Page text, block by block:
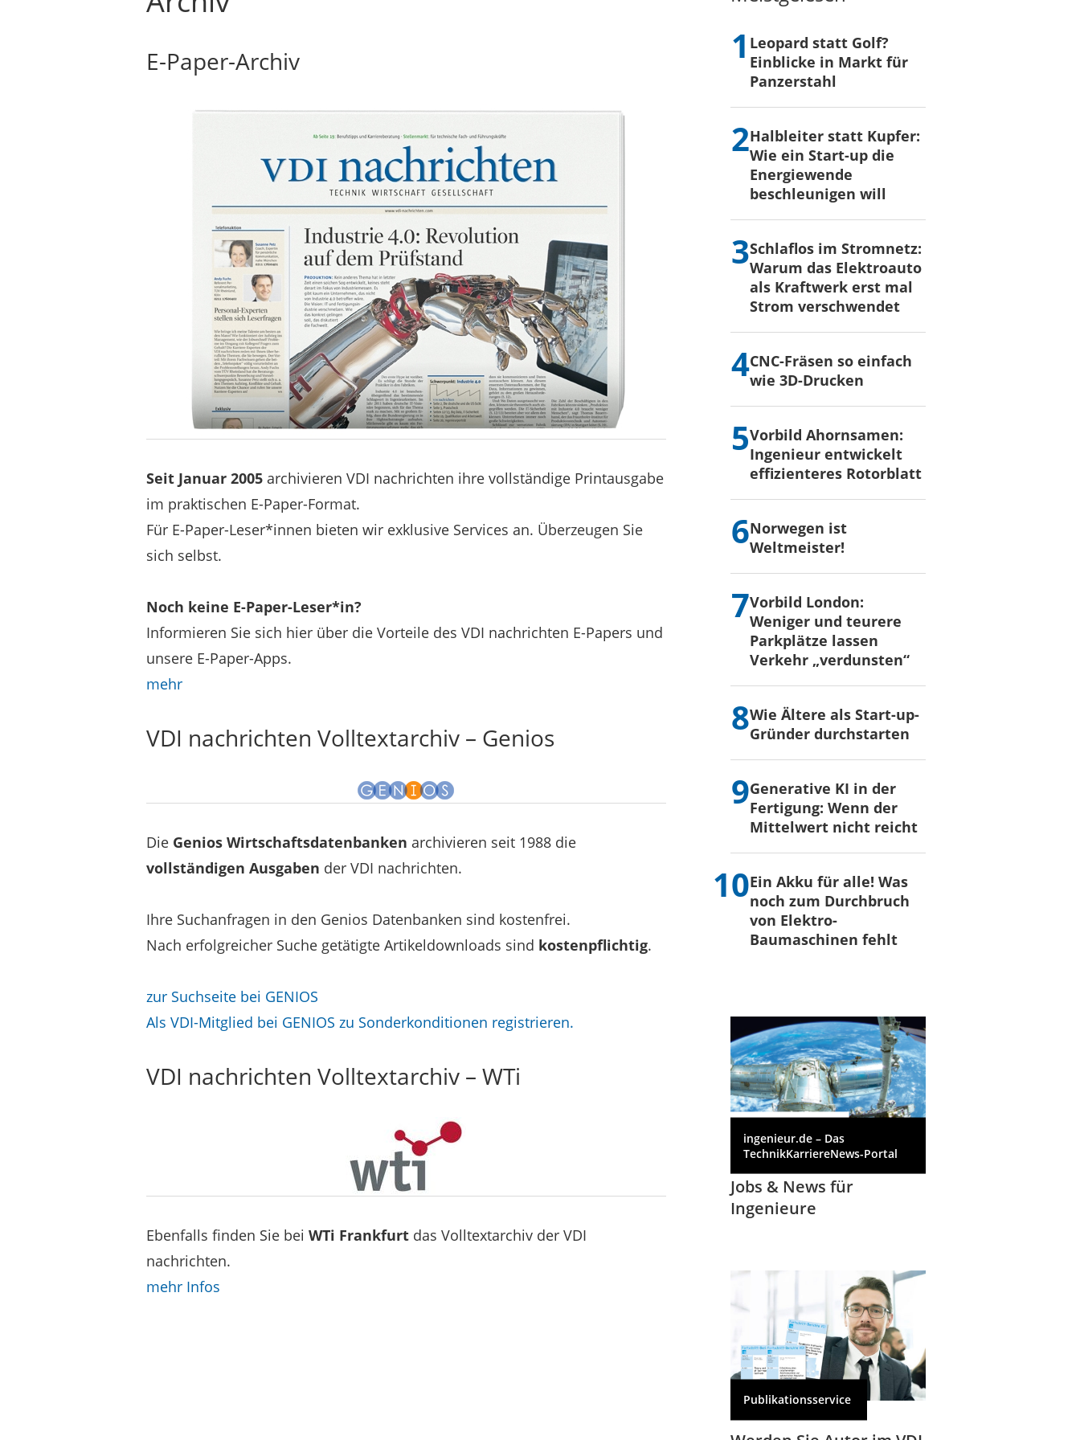
E-Paper-Archiv
Seit Januar 2005 archivieren VDI nachrichten ihre vollständige Printausgabe
im praktischen E-Paper-Format.
Für E-Paper-Leser*innen bieten wir exklusive Services an. Überzeugen Sie
sich selbst.
Noch keine E-Paper-Leser*in?
Informieren Sie sich hier über die Vorteile des VDI nachrichten E-Papers und
unsere E-Paper-Apps.
mehr
VDI nachrichten Volltextarchiv – Genios
Die Genios Wirtschaftsdatenbanken archivieren seit 1988 die
vollständigen Ausgaben der VDI nachrichten.
Ihre Suchanfragen in den Genios Datenbanken sind kostenfrei.
Nach erfolgreicher Suche getätigte Artikeldownloads sind kostenpflichtig.
zur Suchseite bei GENIOS
Als VDI-Mitglied bei GENIOS zu Sonderkonditionen registrieren.
VDI nachrichten Volltextarchiv – WTi
Ebenfalls finden Sie bei WTi Frankfurt das Volltextarchiv der VDI
nachrichten.
mehr Infos
Leopard statt Golf?
Einblicke in Markt für
Panzerstahl
Halbleiter statt Kupfer:
Wie ein Start-up die
Energiewende
beschleunigen will
Schlaflos im Stromnetz:
Warum das Elektroauto
als Kraftwerk erst mal
Strom verschwendet
CNC-Fräsen so einfach
wie 3D-Drucken
Vorbild Ahornsamen:
Ingenieur entwickelt
effizienteres Rotorblatt
Norwegen ist
Weltmeister!
Vorbild London:
Weniger und teurere
Parkplätze lassen
Verkehr „verdunsten“
Wie Ältere als Start-up-
Gründer durchstarten
Generative KI in der
Fertigung: Wenn der
Mittelwert nicht reicht
Ein Akku für alle! Was
noch zum Durchbruch
von Elektro-
Baumaschinen fehlt
ingenieur.de – Das
TechnikKarriereNews-Portal
Jobs & News für
Ingenieure
Publikationsservice